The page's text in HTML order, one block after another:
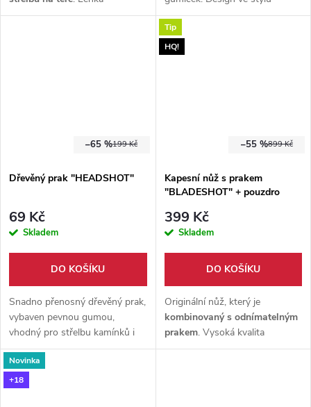
konstrukce,nastavitelný nátah,
klasické ruční pistole, lze nabít
více gumiček najednou a střílet
je postupně.
199 Kč
–65 %
Dřevěný prak "HEADSHOT"
69 Kč
Skladem
DO KOŠÍKU
Snadno přenosný dřevěný prak,
vybaven pevnou gumou,
vhodný pro střelbu kamínků i
kuliček.
Tip
HQ!
899 Kč
–55 %
Kapesní nůž s prakem
"BLADESHOT" + pouzdro
399 Kč
Skladem
DO KOŠÍKU
Originální nůž, který je
kombinovaný s odnímatelným
prakem. Vysoká kvalita
provedení. 8,5 cm čepel z
Novinka
+18